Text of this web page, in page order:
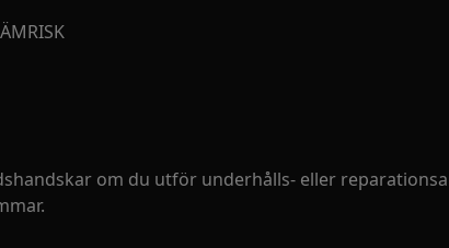
om du utför underhålls- eller